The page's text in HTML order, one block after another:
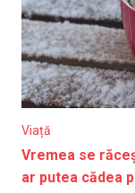
Viață
Vremea se
ar putea cădea